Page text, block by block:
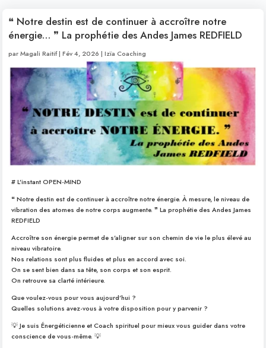
❝ Notre destin est de continuer à accroître notre
énergie… ❞ La prophétie des Andes James REDFIELD
parMagali Raitif|Fév 4, 2026 |Izïa Coaching
# L’instant OPEN-MIND
❝ Notre destin est de continuer à accroître notre énergie. À mesure, le niveau de
vibration des atomes de notre corps augmente. ❞ La prophétie des Andes James
REDFIELD
Accroître son énergie permet de s’aligner sur son chemin de vie le plus élevé au
niveau vibratoire.
Nos relations sont plus fluides et plus en accord avec soi.
On se sent bien dans sa tête, son corps et son esprit.
On retrouve sa clarté intérieure.
Que voulez-vous pour vous aujourd’hui ?
Quelles solutions avez-vous à votre disposition pour y parvenir ?
💡 Je suis Énergéticienne et Coach spirituel pour mieux vous guider dans votre
conscience de vous-même. 💡